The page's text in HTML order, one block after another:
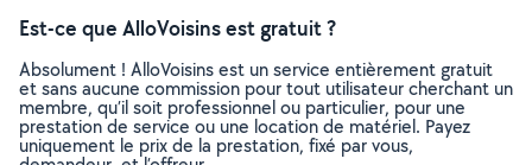
Est-ce que AlloVoisins est gratuit ?
Absolument ! AlloVoisins est un service entièrement gratuit
et sans aucune commission pour tout utilisateur cherchant un
membre, qu’il soit professionnel ou particulier, pour une
prestation de service ou une location de matériel. Payez
uniquement le prix de la prestation, fixé par vous,